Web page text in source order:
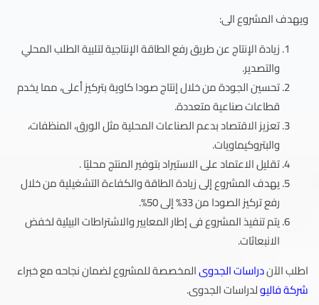
ويهدف المشروع الى:
زيادة الإنتاج عن طريق رفع الطاقة الإنتاجية لتلبية الطلب المحلي
والتصدير.
تحسين الجودة من خلال إنتاج صودا كاوية بتركيز أعلى، مما يخدم
قطاعات صناعية متعددة.
تعزيز الاقتصاد بدعم الصناعات المحلية مثل الورق، المنظفات،
والبتروكيماويات.
تقليل الاعتماد على الاستيراد بتوفير المنتج محليًا .
يهدف المشروع إلى زيادة الطاقة والكفاءة التشغيلية من خلال
رفع تركيز الصودا من 33% إلى 50%.
يتم تنفيذ المشروع فى إطار المعايير والاشتراطات البيئية لخفض
الانبعاثات.
اطلب الآندراسات الجدوىالمخصصة للمشروع لضمان نجاحه مع خبراء
شركة فاليولدراسات الجدوى.